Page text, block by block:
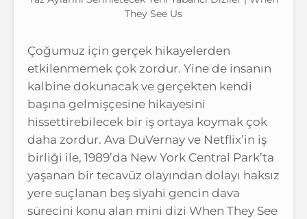
They See Us
Çoğumuz için gerçek hikayelerden
etkilenmemek çok zordur. Yine de insanın
kalbine dokunacak ve gerçekten kendi
başına gelmişçesine hikayesini
hissettirebilecek bir iş ortaya koymak çok
daha zordur. Ava DuVernay ve Netflix’in iş
birliği ile, 1989’da New York Central Park’ta
yaşanan bir tecavüz olayından dolayı haksız
yere suçlanan beş siyahi gencin dava
sürecini konu alan mini dizi When They See